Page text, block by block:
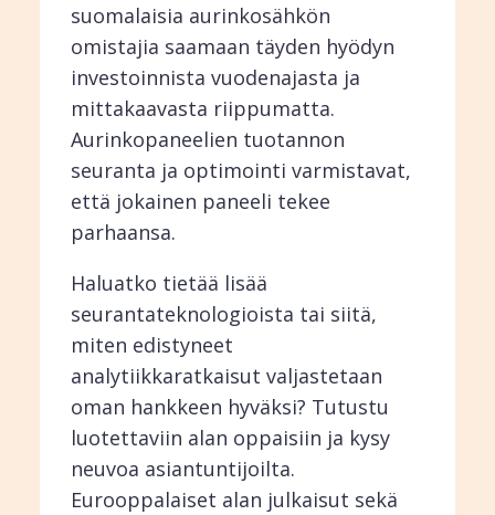
suomalaisia aurinkosähkön
omistajia saamaan täyden hyödyn
investoinnista vuodenajasta ja
mittakaavasta riippumatta.
Aurinkopaneelien tuotannon
seuranta ja optimointi varmistavat,
että jokainen paneeli tekee
parhaansa.
Haluatko tietää lisää
seurantateknologioista tai siitä,
miten edistyneet
analytiikkaratkaisut valjastetaan
oman hankkeen hyväksi? Tutustu
luotettaviin alan oppaisiin ja kysy
neuvoa asiantuntijoilta.
Eurooppalaiset alan julkaisut sekä